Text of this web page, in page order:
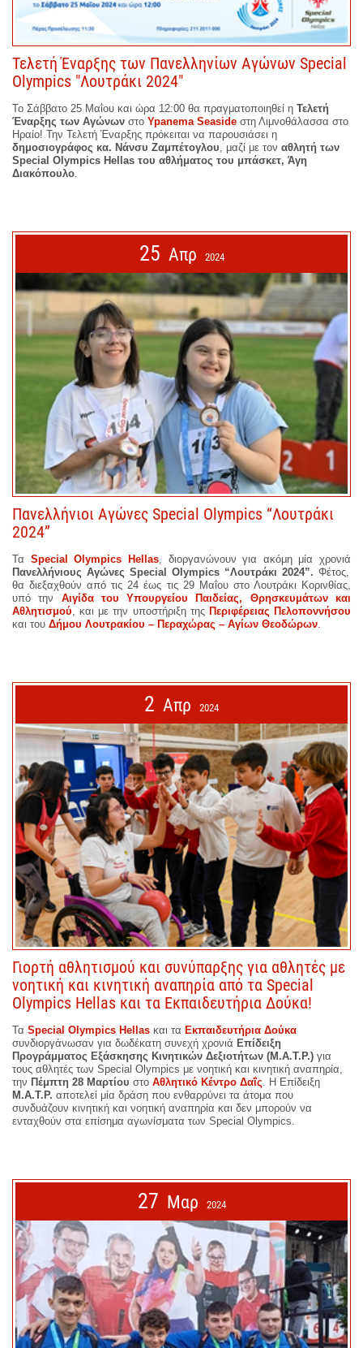
Τελετή Έναρξης των Πανελληνίων Αγώνων Special
Olympics "Λουτράκι 2024"
Το Σάββατο 25 Μαΐου και ώρα 12:00 θα πραγματοποιηθεί η Τελετή
Έναρξης των Αγώνων στο Ypanema Seaside στη Λιμνοθάλασσα στο
Ηραίο! Την Τελετή Έναρξης πρόκειται να παρουσιάσει η
δημοσιογράφος κα. Νάνσυ Ζαμπέτογλου, μαζί με τον αθλητή των
Special Olympics Hellas του αθλήματος του μπάσκετ, Άγη
Διακόπουλο.
25 Απρ 2024
Πανελλήνιοι Αγώνες Special Olympics “Λουτράκι
2024”
Τα Special Olympics Hellas, διοργανώνουν για ακόμη μία χρονιά
Πανελλήνιους Αγώνες Special Olympics “Λουτράκι 2024”. Φέτος,
θα διεξαχθούν από τις 24 έως τις 29 Μαΐου στο Λουτράκι Κορινθίας,
υπό την Αιγίδα του Υπουργείου Παιδείας, Θρησκευμάτων και
Αθλητισμού, και με την υποστήριξη της Περιφέρειας Πελοποννήσου
και του Δήμου Λουτρακίου – Περαχώρας – Αγίων Θεοδώρων.
2 Απρ 2024
Γιορτή αθλητισμού και συνύπαρξης για αθλητές με
νοητική και κινητική αναπηρία από τα Special
Olympics Hellas και τα Εκπαιδευτήρια Δούκα!
Τα Special Olympics Hellas και τα Εκπαιδευτήρια Δούκα
συνδιοργάνωσαν για δωδέκατη συνεχή χρονιά Επίδειξη
Προγράμματος Εξάσκησης Κινητικών Δεξιοτήτων (M.A.T.P.) για
τους αθλητές των Special Olympics με νοητική και κινητική αναπηρία,
την Πέμπτη 28 Μαρτίου στο Αθλητικό Κέντρο Δαΐς . Η Επίδειξη
M.A.T.P. αποτελεί μία δράση που ενθαρρύνει τα άτομα που
συνδυάζουν κινητική και νοητική αναπηρία και δεν μπορούν να
ενταχθούν στα επίσημα αγωνίσματα των Special Olympics.
27 Μαρ 2024